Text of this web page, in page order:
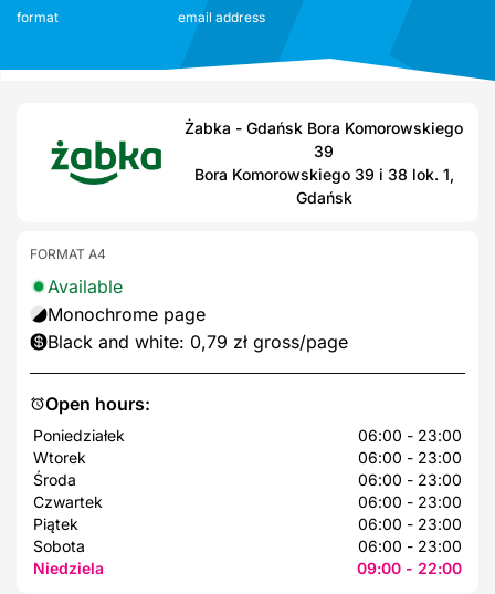
format
email address
Żabka - Gdańsk Bora Komorowskiego
39
Bora Komorowskiego 39 i 38 lok. 1,
Gdańsk
Open hours:
Poniedziałek
06:00 - 23:00
Wtorek
06:00 - 23:00
Środa
06:00 - 23:00
Czwartek
06:00 - 23:00
Piątek
06:00 - 23:00
Sobota
06:00 - 23:00
Niedziela
09:00 - 22:00
FORMAT A4
Available
Monochrome page
Black and white: 0,79 zł gross/page